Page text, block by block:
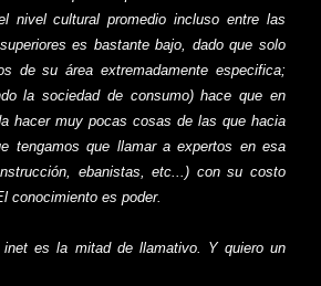
nivel cultural promedio incluso entre las
es bastante bajo, dado que solo
de su área extremadamente especifica;
la sociedad de consumo) hace que en
hacer muy pocas cosas de las que hacia
tengamos que llamar a expertos en esa
ebanistas, etc...) con su costo
conocimiento es poder.
es la mitad de llamativo. Y quiero un